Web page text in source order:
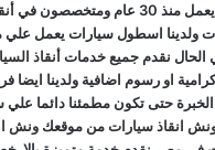
أورفع سياراتأوإنقاذ سيارات
سيارات الرواد نحن أسرع
سهل على عملائنا.
30 عام ومتخصصون في
الحال نقدم جميع خدماتأنقاذ
او رسوم اضافية ولدينا
حتى تكون مطمئنا دائما علي
انقاذ سياراتمن موقعك ونش